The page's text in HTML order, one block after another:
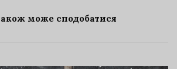
може сподобатися